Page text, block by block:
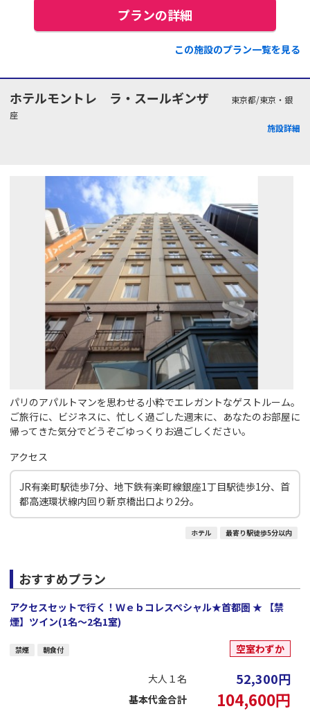
プランの詳細
この施設のプラン一覧を見る
ホテルモントレ ラ・スールギンザ
東京都/東京・銀
座
施設詳細
パリのアパルトマンを思わせる小粋でエレガントなゲストルーム。
ご旅行に、ビジネスに、忙しく過ごした週末に、あなたのお部屋に
帰ってきた気分でどうぞごゆっくりお過ごしください。
アクセス
JR有楽町駅徒歩7分、地下鉄有楽町線銀座1丁目駅徒歩1分、首
都高速環状線内回り新京橋出口より2分。
ホテル 最寄り駅徒歩5分以内
おすすめプラン
アクセスセットで行く！Ｗｅｂコレスペシャル★首都圏 ★ 【禁
煙】ツイン(1名～2名1室)
禁煙 朝食付 空室わずか
大人１名 52,300円
基本代金合計 104,600円